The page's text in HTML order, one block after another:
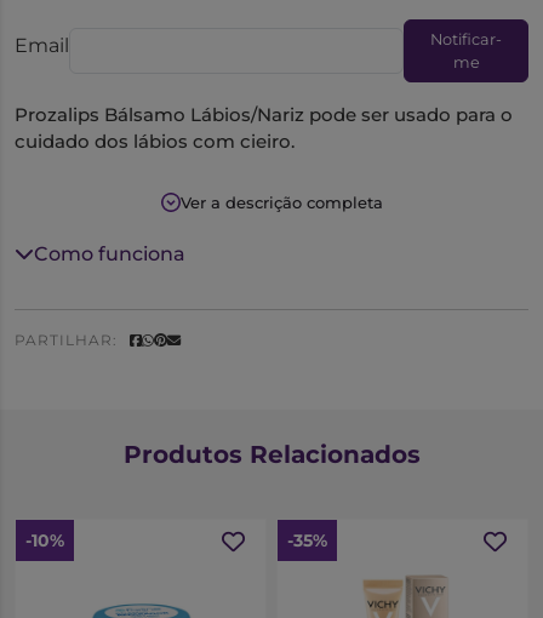
Email
Notificar-
me
Prozalips Bálsamo Lábios/Nariz pode ser usado para o
cuidado dos lábios com cieiro.
Ver a descrição completa
Como funciona
PARTILHAR:
Produtos Relacionados
-10% -35%